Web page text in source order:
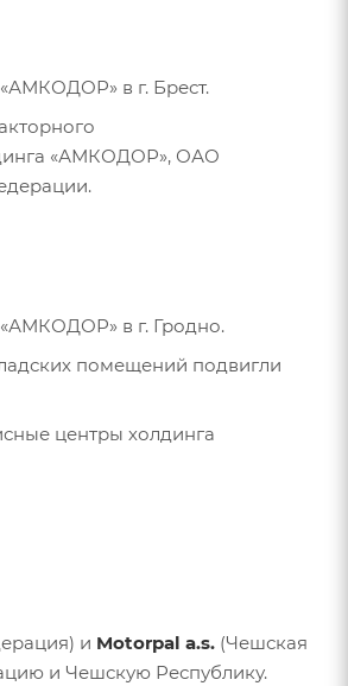
в г. Брест.
«АМКОДОР», ОАО
в г. Гродно.
помещений подвигли
центры холдинга
и Motorpal a.s. (Чешская
и Чешскую Республику.